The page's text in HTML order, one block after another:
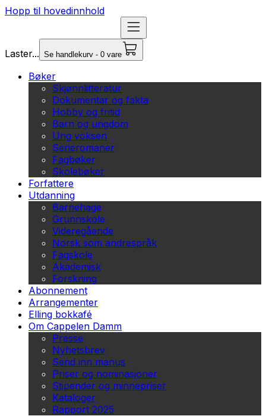
Hopp til hovedinnhold
Laster... Se handlekurv - 0 vare
Bøker
Skjønnlitteratur
Dokumentar og fakta
Hobby og fritid
Barn og ungdom
Ung voksen
Serieromaner
Fagbøker
Skolebøker
Forfattere
Utdanning
Barnehage
Grunnskole
Videregående
Norsk som andrespråk
Fagskole
Akademisk
Forskning
Abonnement
Arrangementer
Elling bokkafé
Om Cappelen Damm
Presse
Nyhetsbrev
Send inn manus
Priser og nominasjoner
Stipender og minnepriser
Kataloger
Rapport 2025